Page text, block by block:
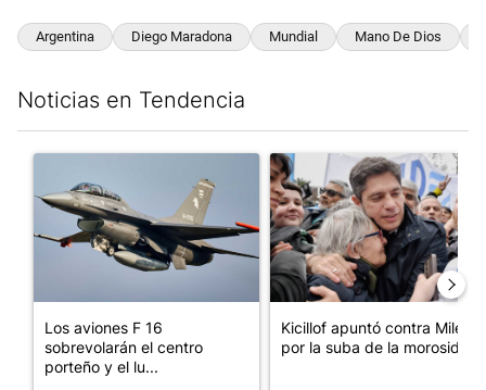
Argentina Diego Maradona Mundial Mano De Dios
Noticias en Tendencia
Un artículo de tendencia con el título "Los aviones F 16
Los aviones F 16
sobrevolarán el centro
porteño y el lu...
Un artículo de tendencia con
Kicillof apuntó contra Milei
por la suba de la morosida...